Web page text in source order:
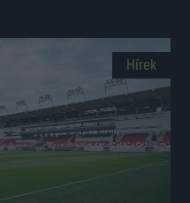
Hírek